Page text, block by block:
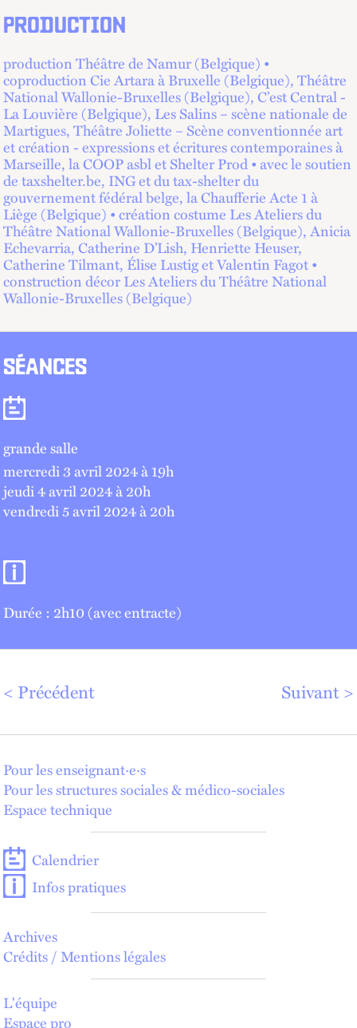
PRODUCTION
production Théâtre de Namur (Belgique) •
coproduction Cie Artara à Bruxelle (Belgique), Théâtre
National Wallonie-Bruxelles (Belgique), C’est Central -
La Louvière (Belgique), Les Salins – scène nationale de
Martigues, Théâtre Joliette – Scène conventionnée art
et création - expressions et écritures contemporaines à
Marseille, la COOP asbl et Shelter Prod • avec le soutien
de taxshelter.be, ING et du tax-shelter du
gouvernement fédéral belge, la Chaufferie Acte 1 à
Liège (Belgique) • création costume Les Ateliers du
Théâtre National Wallonie-Bruxelles (Belgique), Anicia
Echevarria, Catherine D’Lish, Henriette Heuser,
Catherine Tilmant, Élise Lustig et Valentin Fagot •
construction décor Les Ateliers du Théâtre National
Wallonie-Bruxelles (Belgique)
SÉANCES
Séances
grande salle
mercredi 3 avril 2024 à 19h
jeudi 4 avril 2024 à 20h
vendredi 5 avril 2024 à 20h
Informations pratiques
Durée : 2h10 (avec entracte)
Précédent Suivant
Pour les enseignant·e·s
Pour les structures sociales & médico-sociales
Espace technique
Calendrier
Infos pratiques
Archives
Crédits / Mentions légales
L'équipe
Espace pro